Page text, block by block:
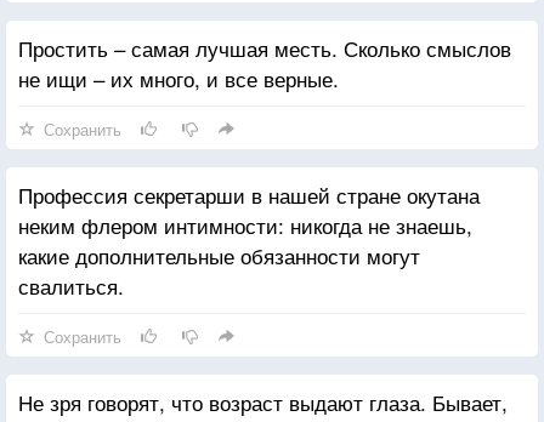
Простить – самая лучшая месть. Сколько смыслов
не ищи – их много, и все верные.
Сохранить
Профессия секретарши в нашей стране окутана
неким флером интимности: никогда не знаешь,
какие дополнительные обязанности могут
свалиться.
Сохранить
Не зря говорят, что возраст выдают глаза. Бывает,